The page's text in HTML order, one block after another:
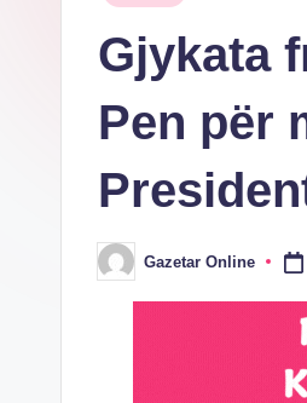
Gjykata
Pen për
Posted
by
Gazetar Online